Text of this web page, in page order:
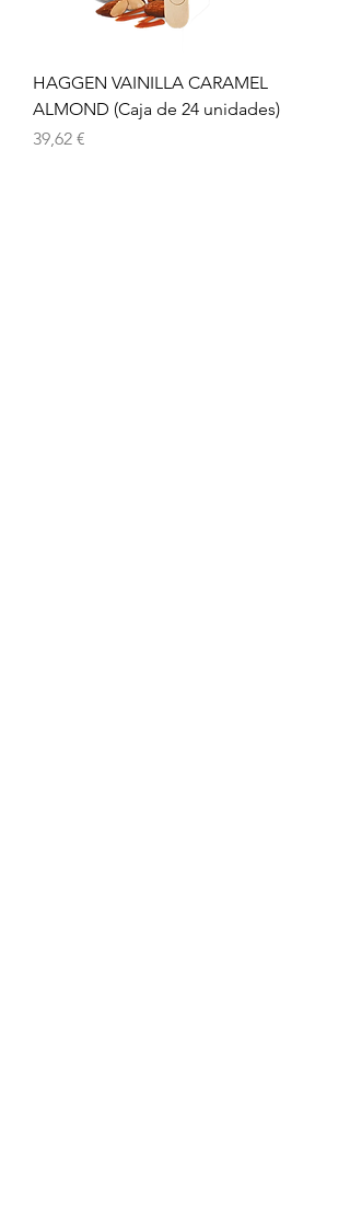
HAGGEN VAINILLA CARAMEL
ALMOND (Caja de 24 unidades)
Preu
39,62 €